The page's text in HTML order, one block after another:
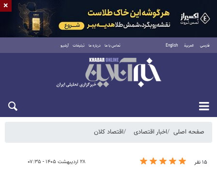
فارسی العربية English تماس با ما درباره ما تبلیغات آرشیو
شنبه ۱۷ مرداد ۱۴۰۵
صفحه اصلی اخبار اقتصادی اقتصاد کلان
۱۵ نفر ۲۸ اردیبهشت ۱۴۰۵ - ۰۷:۳۵
×